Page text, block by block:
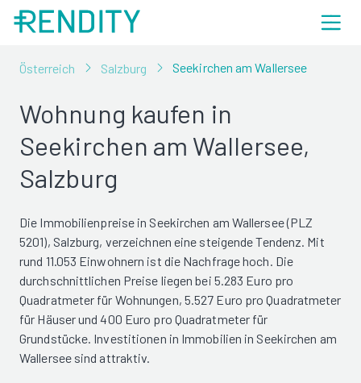
Österreich Salzburg Seekirchen am Wallersee
Wohnung kaufen in
Seekirchen am Wallersee,
Salzburg
Die Immobilienpreise in Seekirchen am Wallersee (PLZ
5201), Salzburg, verzeichnen eine steigende Tendenz. Mit
rund 11.053 Einwohnern ist die Nachfrage hoch. Die
durchschnittlichen Preise liegen bei 5.283 Euro pro
Quadratmeter für Wohnungen, 5.527 Euro pro Quadratmeter
für Häuser und 400 Euro pro Quadratmeter für
Grundstücke. Investitionen in Immobilien in Seekirchen am
Wallersee sind attraktiv.